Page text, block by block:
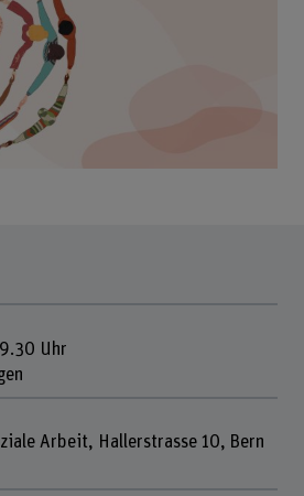
Uhr
Arbeit, Hallerstrasse 10, Bern